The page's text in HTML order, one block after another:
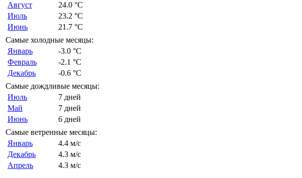
Август
24.0 °C
Июль
23.2 °C
Июнь
21.7 °C
Самые холодные месяцы:
Январь
-3.0 °C
Февраль
-2.1 °C
Декабрь
-0.6 °C
Самые дождливые месяцы:
Июль
7 дней
Май
7 дней
Июнь
6 дней
Самые ветренные месяцы:
Январь
4.4 м/с
Декабрь
4.3 м/с
Апрель
4.3 м/с